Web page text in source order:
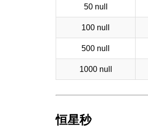
50 null
100 null
500 null
1000 null
恒星秒